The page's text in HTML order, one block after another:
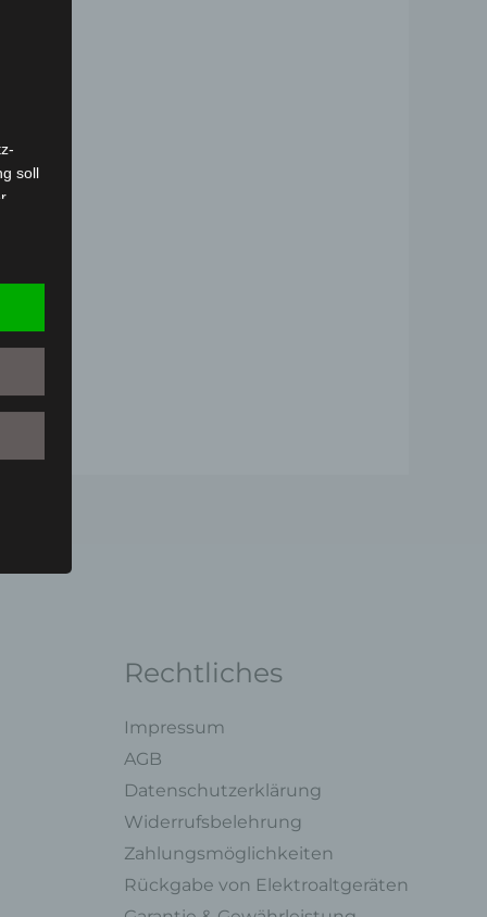
Rechtliches
Impressum
AGB
Datenschutzerklärung
Widerrufsbelehrung
Zahlungsmöglichkeiten
Rückgabe von Elektroaltgeräten
soll